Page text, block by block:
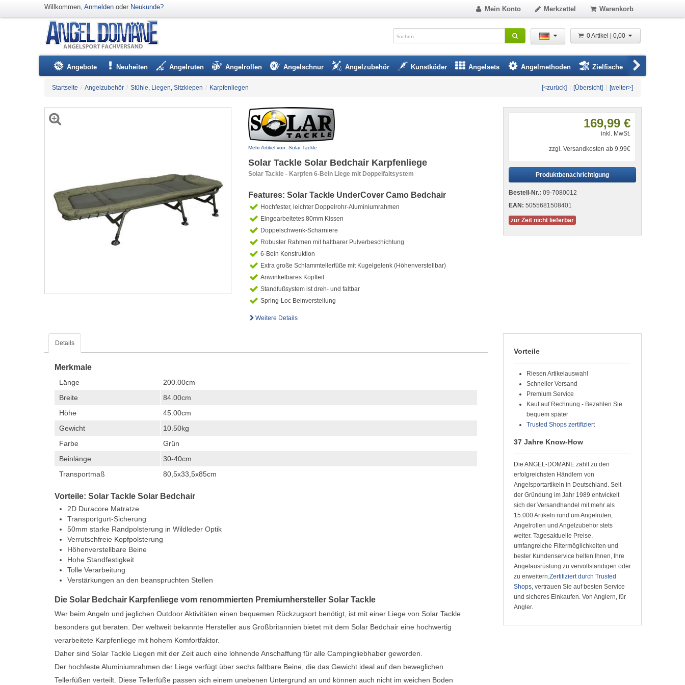
Willkommen, Anmelden oder Neukunde? Mein Konto Merkzettel Warenkorb
0 Artikel | 0,00
Angebote Neuheiten Angelruten Angelrollen Angelschnur Angelzubehör Kunstköder Angelsets Angelmethoden Zielfische
Startseite / Angelzubehör / Stühle, Liegen, Sitzkiepen / Karpfenliegen [<zurück] [Übersicht] [weiter>]
Mehr Artikel von: Solar Tackle
Solar Tackle Solar Bedchair Karpfenliege
Solar Tackle - Karpfen 6-Bein Liege mit Doppelfaltsystem
Features: Solar Tackle UnderCover Camo Bedchair
Hochfester, leichter Doppelrohr-Aluminiumrahmen
Eingearbeitetes 80mm Kissen
Doppelschwenk-Scharniere
Robuster Rahmen mit haltbarer Pulverbeschichtung
6-Bein Konstruktion
Extra große Schlammtellerfüße mit Kugelgelenk (Höhenverstellbar)
Anwinkelbares Kopfteil
Standfußsystem ist dreh- und faltbar
Spring-Loc Beinverstellung
Weitere Details
169,99 €
inkl. MwSt.
zzgl. Versandkosten ab 9,99€
Produktbenachrichtigung
Bestell-Nr.: 09-7080012
EAN: 5055681508401
zur Zeit nicht lieferbar
Details
Merkmale
Länge
200.00cm
Breite
84.00cm
Höhe
45.00cm
Gewicht
10.50kg
Farbe
Grün
Beinlänge
30-40cm
Transportmaß
80,5x33,5x85cm
Vorteile: Solar Tackle Solar Bedchair
2D Duracore Matratze
Transportgurt-Sicherung
50mm starke Randpolsterung in Wildleder Optik
Verrutschfreie Kopfpolsterung
Höhenverstellbare Beine
Hohe Standfestigkeit
Tolle Verarbeitung
Verstärkungen an den beanspruchten Stellen
Die Solar Bedchair Karpfenliege vom renommierten Premiumhersteller Solar Tackle
Wer beim Angeln und jeglichen Outdoor Aktivitäten einen bequemen Rückzugsort benötigt, ist mit einer Liege von Solar Tackle
besonders gut beraten. Der weltweit bekannte Hersteller aus Großbritannien bietet mit dem Solar Bedchair eine hochwertig
verarbeitete Karpfenliege mit hohem Komfortfaktor.
Daher sind Solar Tackle Liegen mit der Zeit auch eine lohnende Anschaffung für alle Campingliebhaber geworden.
Der hochfeste Aluminiumrahmen der Liege verfügt über sechs faltbare Beine, die das Gewicht ideal auf den beweglichen
Tellerfüßen verteilt. Diese Tellerfüße passen sich einem unebenen Untergrund an und können auch nicht im weichen Boden
Vorteile
Riesen Artikelauswahl
Schneller Versand
Premium Service
Kauf auf Rechnung - Bezahlen Sie
bequem später
Trusted Shops zertifiziert
37 Jahre Know-How
Die ANGEL-DOMÄNE zählt zu den
erfolgreichsten Händlern von
Angelsportartikeln in Deutschland. Seit
der Gründung im Jahr 1989 entwickelt
sich der Versandhandel mit mehr als
15.000 Artikeln rund um Angelruten,
Angelrollen und Angelzubehör stets
weiter. Tagesaktuelle Preise,
umfangreiche Filtermöglichkeiten und
bester Kundenservice helfen Ihnen, Ihre
Angelausrüstung zu vervollständigen oder
zu erweitern.Zertifiziert durch Trusted
Shops, vertrauen Sie auf besten Service
und sicheres Einkaufen. Von Anglern, für
Angler.